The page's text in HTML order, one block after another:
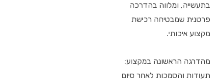
בתעשייה, ומלווה בהדרכה
פרטנית שמבטיחה רכישת
מקצוע איכותי.
מהדרגה הראשונה במקצוע:
תעודות והסמכות לאחר סיום